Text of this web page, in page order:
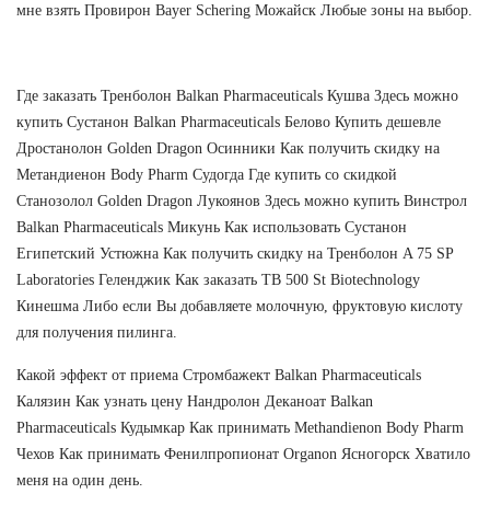
мне взять Провирон Bayer Schering Можайск Любые зоны на выбор.
Где заказать Тренболон Balkan Pharmaceuticals Кушва Здесь можно
купить Сустанон Balkan Pharmaceuticals Белово Купить дешевле
Дростанолон Golden Dragon Осинники Как получить скидку на
Метандиенон Body Pharm Судогда Где купить со скидкой
Cтанозолол Golden Dragon Лукоянов Здесь можно купить Винстрол
Balkan Pharmaceuticals Микунь Как использовать Сустанон
Египетский Устюжна Как получить скидку на Тренболон A 75 SP
Laboratories Геленджик Как заказать TB 500 St Biotechnology
Кинешма Либо если Вы добавляете молочную, фруктовую кислоту
для получения пилинга.
Какой эффект от приема Стромбажект Balkan Pharmaceuticals
Калязин Как узнать цену Нандролон Деканоат Balkan
Pharmaceuticals Кудымкар Как принимать Methandienon Body Pharm
Чехов Как принимать Фенилпропионат Organon Ясногорск Хватило
меня на один день.